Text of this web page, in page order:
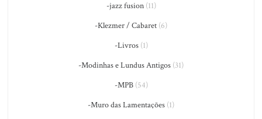
-jazz fusion(11)
-Klezmer / Cabaret (6)
-Livros(1)
-Modinhas e Lundus Antigos (31)
-MPB(54)
-Muro das Lamentações (1)